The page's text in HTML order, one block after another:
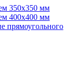
350х350 мм
400х400 мм
прямоугольного